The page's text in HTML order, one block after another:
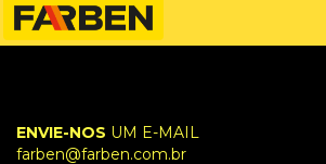
ENVIE-NOS UM E-MAIL
farben@farben.com.br